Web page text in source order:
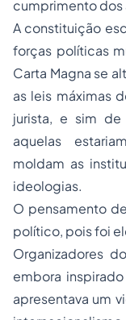
cumprimento dos
A constituição
forças políticas
Carta Magna se
as leis máximas
jurista, e sim
aquelas
moldam as
ideologias.
O pensamento
político, pois foi
Organizadores
embora
apresentava um